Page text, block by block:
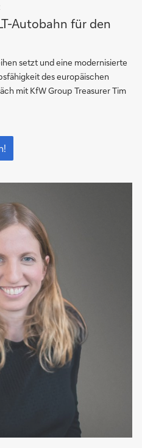
Auto­bahn für den
setzt und eine moderni­sierte
des europäischen
mit KfW Group Treasurer Tim